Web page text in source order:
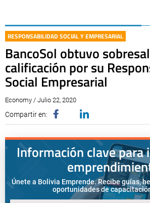
RESPONSABILIDAD SOCIAL Y EMPRESARIAL
BancoSol obtuvo
calificación por su
Social Empresarial
Economy / Julio 22, 2020
Compartir en:
Información clave para
Únete a Bolivia Emprende. Recibe guías,
oportunidades de